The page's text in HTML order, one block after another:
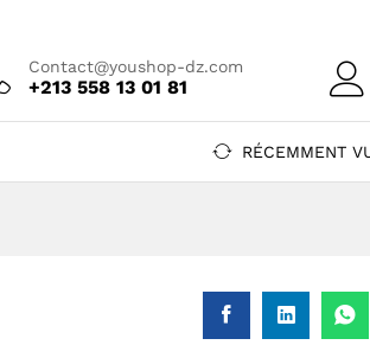
Contact@youshop-dz.com
+213 558 13 01 81
RÉCEMMENT